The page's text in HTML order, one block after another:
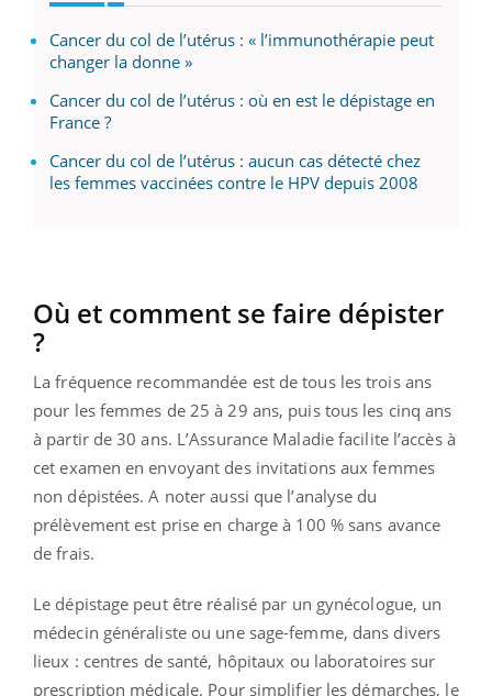
Cancer du col de l’utérus : « l’immunothérapie peut
changer la donne »
Cancer du col de l’utérus : où en est le dépistage en
France ?
Cancer du col de l’utérus : aucun cas détecté chez
les femmes vaccinées contre le HPV depuis 2008
Où et comment se faire dépister
?
La fréquence recommandée est de tous les trois ans
pour les femmes de 25 à 29 ans, puis tous les cinq ans
à partir de 30 ans. L’Assurance Maladie facilite l’accès à
cet examen en envoyant des invitations aux femmes
non dépistées. A noter aussi que l’analyse du
prélèvement est prise en charge à 100 % sans avance
de frais.
Le dépistage peut être réalisé par un gynécologue, un
médecin généraliste ou une sage-femme, dans divers
lieux : centres de santé, hôpitaux ou laboratoires sur
prescription médicale. Pour simplifier les démarches, le